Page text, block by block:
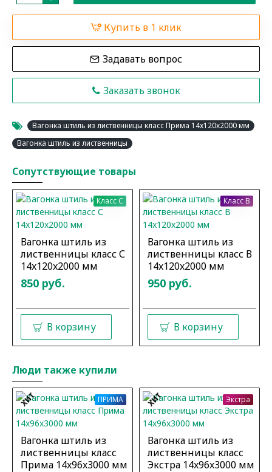
Купить в 1 клик
Задавать вопрос
Заказать звонок
Вагонка штиль из лиственницы класс Прима 14x120x2000 мм
Вагонка штиль из лиственницы
Сопутствующие товары
Класс C
Вагонка штиль из
лиственницы класс С
14x120x2000 мм
850 руб.
В корзину
Класс B
Вагонка штиль из
лиственницы класс В
14x120x2000 мм
950 руб.
В корзину
Люди также купили
ХИТ ПРИМА
Вагонка штиль из
лиственницы класс
Прима 14x96x3000 мм
ХИТ Экстра
Вагонка штиль из
лиственницы класс
Экстра 14x96x3000 мм